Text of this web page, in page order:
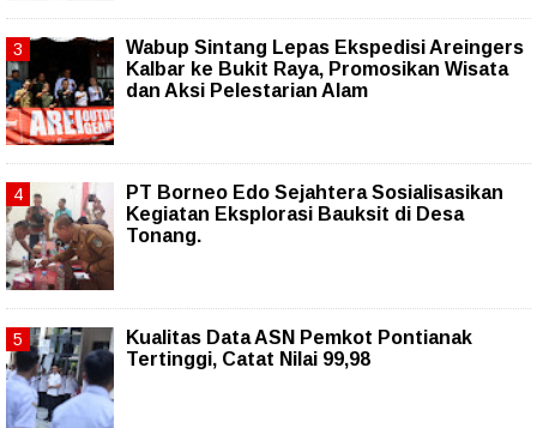
Wabup Sintang Lepas Ekspedisi Areingers
Kalbar ke Bukit Raya, Promosikan Wisata
dan Aksi Pelestarian Alam
PT Borneo Edo Sejahtera Sosialisasikan
Kegiatan Eksplorasi Bauksit di Desa
Tonang.
Kualitas Data ASN Pemkot Pontianak
Tertinggi, Catat Nilai 99,98